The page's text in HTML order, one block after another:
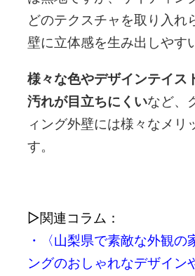
どのテクスチャを取り入れ
壁に立体感を生み出しやす
様々な色やデザインテイス
汚れが目立ちにくいなど、
ィング外壁には様々なメリ
す。
▷関連コラム：
・〈山梨県で素敵な外観の
ングのおしゃれなデザイン